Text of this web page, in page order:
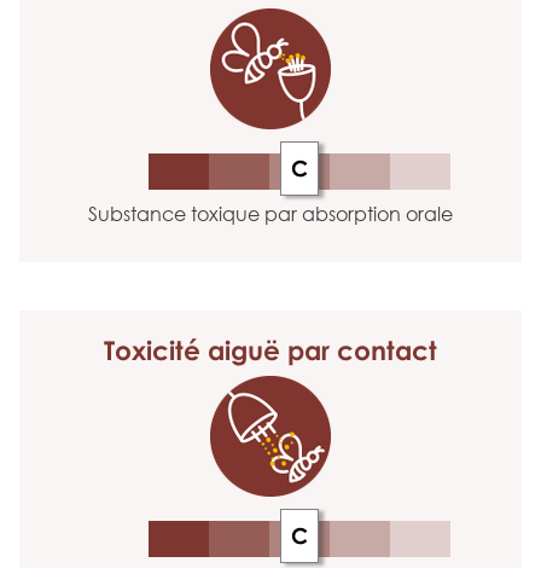
C
Substance toxique par absorption orale
Toxicité aiguë par contact
C